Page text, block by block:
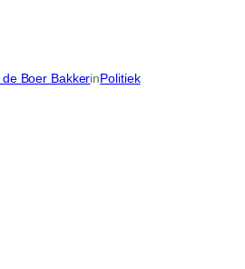
Boer BakkerinPolitiek